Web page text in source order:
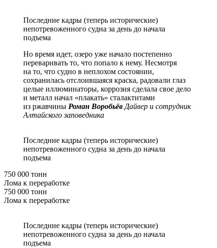
Последние кадры (теперь исторические)
непотревоженного судна за день до начала
подъема
Но время идет, озеро уже начало постепенно
переваривать то, что попало к нему. Несмотря
на то, что судно в неплохом состоянии,
сохранилась отслоившаяся краска, радовали глаз
целые иллюминаторы, коррозия сделала свое дело
и металл начал «плакать» сталактитами
из ржавчины Роман Воробьёв Дайвер и сотрудник
Алтайского заповедника
Последние кадры (теперь исторические)
непотревоженного судна за день до начала
подъема
750 000 тонн
Лома к переработке
750 000 тонн
Лома к переработке
Последние кадры (теперь исторические)
непотревоженного судна за день до начала
подъема